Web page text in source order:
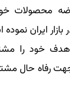
محصولات
ایران
خود را
رفاه حال